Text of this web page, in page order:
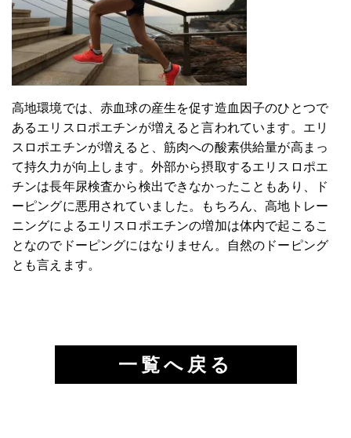
高地環境では、赤血球の産生を促す造血因子のひとつで
あるエリスロポエチンが増えると言われています。エリ
スロポエチンが増えると、筋肉への酸素供給量が高まっ
て持久力が向上します。外部から摂取するエリスロポエ
チンは長年尿検査から検出できなかったこともあり、ド
ーピングに悪用されていました。もちろん、高地トレー
ニングによるエリスロポエチンの増加は体内で起こるこ
となのでドーピングにはなりません。自然のドーピング
とも言えます。
一覧へ戻る